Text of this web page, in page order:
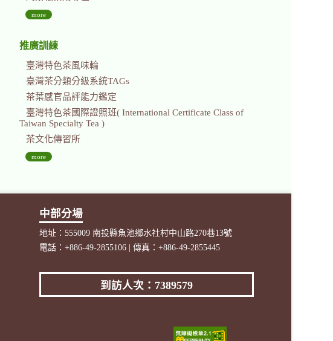
more
推廣訓練
臺灣特色茶風味輪
臺灣茶分類分級系統TAGs
茶葉感官品評能力鑑定
臺灣特色茶國際證照班( International Certificate Class of
Taiwan Specialty Tea )
茶文化傳習所
more
中部分場
地址：555009 南投縣魚池鄉水社村中山路270巷13號
電話：+886-49-2855106 | 傳真：+886-49-2855445
到訪人次：7389579